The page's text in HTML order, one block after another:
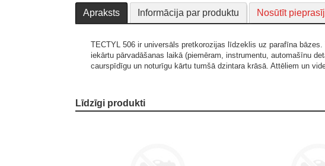
Apraksts Informācija par produktu Nosūtīt
TECTYL 506 ir universāls pretkorozijas līdzeklis uz parafīna
iekārtu pārvadāšanas laikā (piemēram, instrumentu, automašīnu
caurspīdīgu un noturīgu kārtu tumšā dzintara krāsā. Attēliem un
Līdzīgi produkti